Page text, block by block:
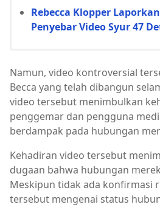
Rebecca Klopper
Penyebar Video Syur 47
Namun, video kontroversial
Becca yang telah dibangun
video tersebut menimbulkan
penggemar dan pengguna
berdampak pada hubungan
Kehadiran video tersebut
dugaan bahwa hubungan
Meskipun tidak ada konfirmasi
tersebut mengenai status